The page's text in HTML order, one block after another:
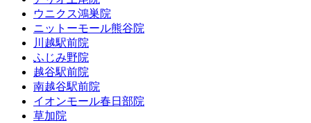
ウニクス鴻巣院
ニットーモール熊谷院
川越駅前院
ふじみ野院
越谷駅前院
南越谷駅前院
イオンモール春日部院
草加院